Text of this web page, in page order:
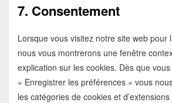
7. Consentement
Lorsque vous visitez notre site web pour
nous vous montrerons une fenêtre
explication sur les cookies. Dès que
« Enregistrer les préférences » vous
les catégories de cookies et